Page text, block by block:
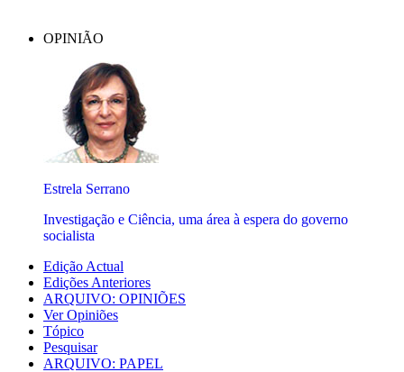
OPINIÃO
Estrela Serrano
Investigação e Ciência, uma área à espera do governo
socialista
Edição Actual
Edições Anteriores
ARQUIVO: OPINIÕES
Ver Opiniões
Tópico
Pesquisar
ARQUIVO: PAPEL